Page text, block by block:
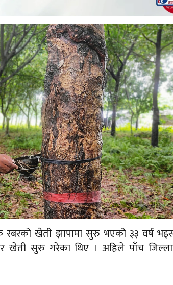
रबरको खेती झापामा सुरु भएको ३३ वर्ष
खेती सुरु गरेका थिए । अहिले पाँच